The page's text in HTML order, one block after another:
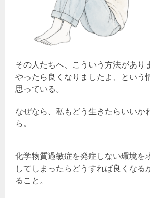
その人たちへ、こういう方法があり
やったら良くなりましたよ、という
思っている。
なぜなら、私もどう生きたらいいか
ら。
化学物質過敏症を発症しない環境を
してしまったらどうすれば良くなる
ること。